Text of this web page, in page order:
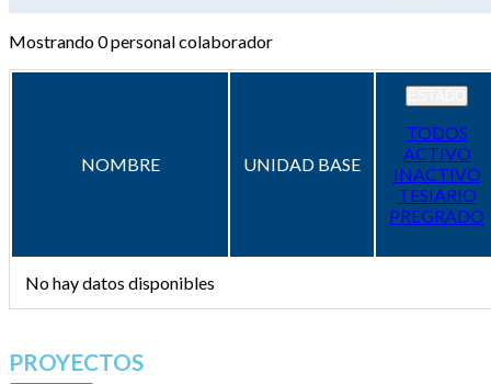
Mostrando0personal colaborador
NOMBRE UNIDAD BASE
TODOS
ACTIVO
INACTIVO
TESIARIO
PREGRADO
No hay datos disponibles
PROYECTOS